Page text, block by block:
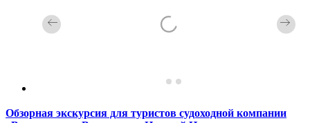
Обзорная экскурсия для туристов судоходной компании